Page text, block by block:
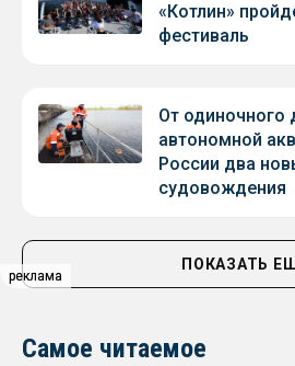
реклама
реклама
«Котлин»
фестиваль
От одиночного
автономной
России два
судовождения
ПОКАЗАТЬ
Самое читаемое